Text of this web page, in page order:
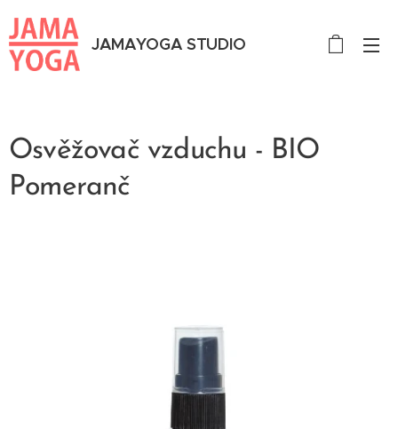
JAMAYOGA STUDIO
Osvěžovač vzduchu - BIO
Pomeranč